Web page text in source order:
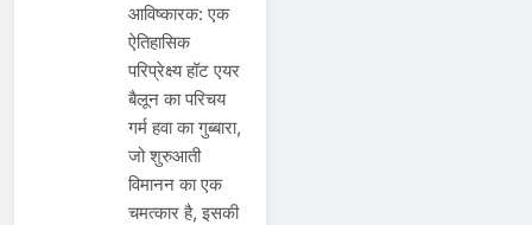
आविष्कारक: एक
ऐतिहासिक
परिप्रेक्ष्य हॉट एयर
बैलून का परिचय
गर्म हवा का गुब्बारा,
जो शुरुआती
विमानन का एक
चमत्कार है, इसकी